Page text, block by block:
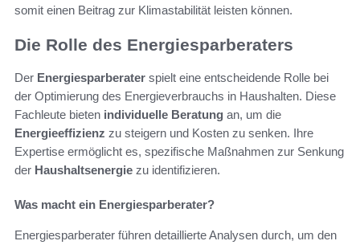
somit einen Beitrag zur Klimastabilität leisten können.
Die Rolle des Energiesparberaters
Der Energiesparberater spielt eine entscheidende Rolle bei
der Optimierung des Energieverbrauchs in Haushalten. Diese
Fachleute bieten individuelle Beratung an, um die
Energieeffizienz zu steigern und Kosten zu senken. Ihre
Expertise ermöglicht es, spezifische Maßnahmen zur Senkung
der Haushaltsenergie zu identifizieren.
Was macht ein Energiesparberater?
Energiesparberater führen detaillierte Analysen durch, um den